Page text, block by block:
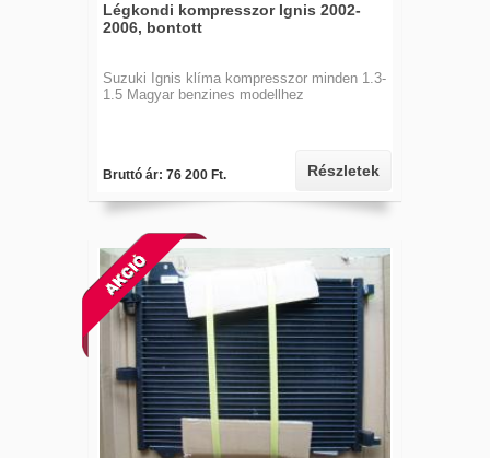
Légkondi kompresszor Ignis 2002-
2006, bontott
Suzuki Ignis klíma kompresszor minden 1.3-
1.5 Magyar benzines modellhez
Bruttó ár: 76 200 Ft. Részletek